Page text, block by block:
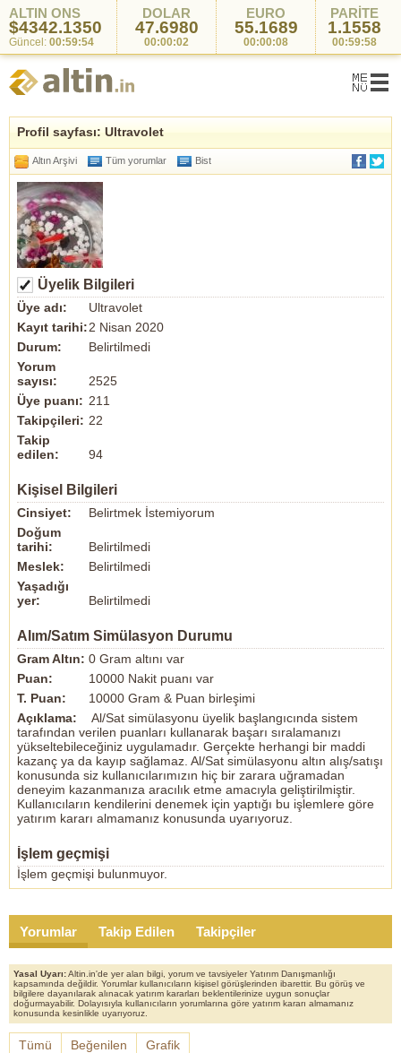
ALTIN ONS
$4342.1350
Güncel: 00:59:54
DOLAR
47.6980
00:00:02
EURO
55.1689
00:00:08
PARİTE
1.1558
00:59:58
Profil sayfası: Ultravolet
Altın Arşivi Tüm yorumlar Bist
Üyelik Bilgileri
Üye adı:
Ultravolet
Kayıt tarihi:2 Nisan 2020
Durum:
Belirtilmedi
Yorum
sayısı:
2525
Üye puanı: 211
Takipçileri: 22
Takip
edilen:
94
Kişisel Bilgileri
Cinsiyet:
Belirtmek İstemiyorum
Doğum
tarihi:
Belirtilmedi
Meslek:
Belirtilmedi
Yaşadığı
yer:
Belirtilmedi
Alım/Satım Simülasyon Durumu
Gram Altın: 0 Gram altını var
Puan:
10000 Nakit puanı var
T. Puan:
10000 Gram & Puan birleşimi
Açıklama:
Al/Sat simülasyonu üyelik başlangıcında sistem
tarafından verilen puanları kullanarak başarı sıralamanızı
yükseltebileceğiniz uygulamadır. Gerçekte herhangi bir maddi
kazanç ya da kayıp sağlamaz. Al/Sat simülasyonu altın alış/satışı
konusunda siz kullanıcılarımızın hiç bir zarara uğramadan
deneyim kazanmanıza aracılık etme amacıyla geliştirilmiştir.
Kullanıcıların kendilerini denemek için yaptığı bu işlemlere göre
yatırım kararı almamanız konusunda uyarıyoruz.
İşlem geçmişi
İşlem geçmişi bulunmuyor.
Yorumlar Takip Edilen Takipçiler
Yasal Uyarı:Altin.in'de yer alan bilgi, yorum ve tavsiyeler Yatırım Danışmanlığı
kapsamında değildir. Yorumlar kullanıcıların kişisel görüşlerinden ibarettir. Bu görüş ve
bilgilere dayanılarak alınacak yatırım kararları beklentilerinize uygun sonuçlar
doğurmayabilir. Dolayısıyla kullanıcıların yorumlarına göre yatırım kararı almamanız
konusunda kesinlikle uyarıyoruz.
Tümü Beğenilen Grafik